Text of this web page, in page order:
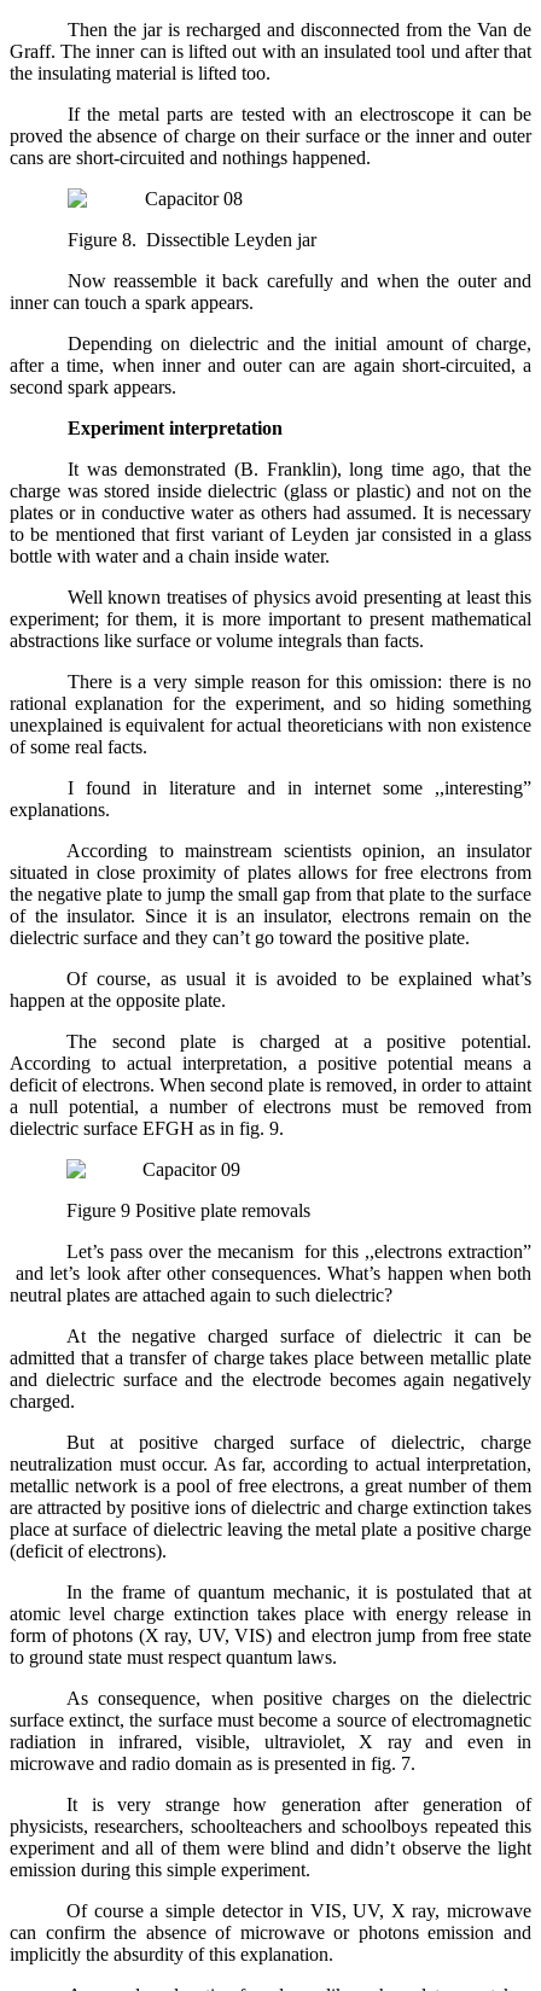
Then the jar is recharged and disconnected from the Van de
Graff. The inner can is lifted out with an insulated tool und after that
the insulating material is lifted too.
If the metal parts are tested with an electroscope it can be
proved the absence of charge on their surface or the inner and outer
cans are short-circuited and nothings happened.
Figure 8. Dissectible Leyden jar
Now reassemble it back carefully and when the outer and
inner can touch a spark appears.
Depending on dielectric and the initial amount of charge,
after a time, when inner and outer can are again short-circuited, a
second spark appears.
Experiment interpretation
It was demonstrated (B. Franklin), long time ago, that the
charge was stored inside dielectric (glass or plastic) and not on the
plates or in conductive water as others had assumed. It is necessary
to be mentioned that first variant of Leyden jar consisted in a glass
bottle with water and a chain inside water.
Well known treatises of physics avoid presenting at least this
experiment; for them, it is more important to present mathematical
abstractions like surface or volume integrals than facts.
There is a very simple reason for this omission: there is no
rational explanation for the experiment, and so hiding something
unexplained is equivalent for actual theoreticians with non existence
of some real facts.
I found in literature and in internet some ,,interesting”
explanations.
According to mainstream scientists opinion, an insulator
situated in close proximity of plates allowsfor free electrons from
the negative plate to jump the small gap from that plate to the surface
of the insulator. Since it is an insulator, electrons remain on the
dielectric surface and they can’t go toward the positive plate.
Of course, as usual it is avoided to be explained what’s
happen at the opposite plate.
The second plate is charged at a positive potential.
According to actual interpretation, a positive potential means a
deficit of electrons. When second plate is removed, in order to attaint
a null potential, a number of electrons must be removed from
dielectric surface EFGH as in fig. 9.
Figure 9 Positive plate removals
Let’s pass over the mecanism for this ,,electrons extraction”
and let’s look after other consequences. What’s happen when both
neutral plates are attached again to such dielectric?
At the negative charged surface of dielectric it can be
admitted that a transfer of charge takes place between metallic plate
and dielectric surface and the electrode becomes again negatively
charged.
But at positive charged surface of dielectric, charge
neutralization must occur. As far, according to actual interpretation,
metallic network is a pool of free electrons, a great number of them
are attracted by positive ions of dielectric and charge extinction takes
place at surface of dielectric leaving the metal plate a positive charge
(deficit of electrons).
In the frame of quantum mechanic, it is postulated that at
atomic level charge extinction takes place with energy release in
form of photons (X ray, UV, VIS) and electron jump from free state
to ground state must respect quantum laws.
As consequence, when positive charges on the dielectric
surface extinct, the surface must become a source of electromagnetic
radiation in infrared, visible, ultraviolet, X ray and even in
microwave and radio domain as is presented in fig. 7.
It is very strange how generation after generation of
physicists, researchers, schoolteachers and schoolboys repeated this
experiment and all of them were blind and didn’t observe the light
emission during this simple experiment.
Of course a simple detector in VIS, UV, X ray, microwave
can confirm the absence of microwave or photons emission and
implicitly the absurdity of this explanation.